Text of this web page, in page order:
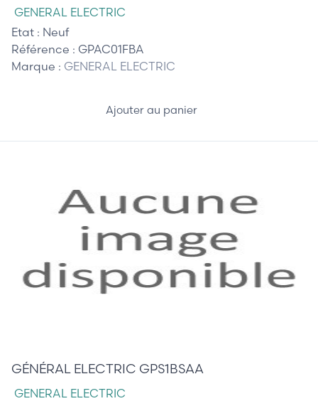
GENERAL ELECTRIC
Etat : Neuf
Référence : GPAC01FBA
Marque : GENERAL ELECTRIC
Ajouter au panier
GÉNÉRAL ELECTRIC GPS1BSAA
GENERAL ELECTRIC